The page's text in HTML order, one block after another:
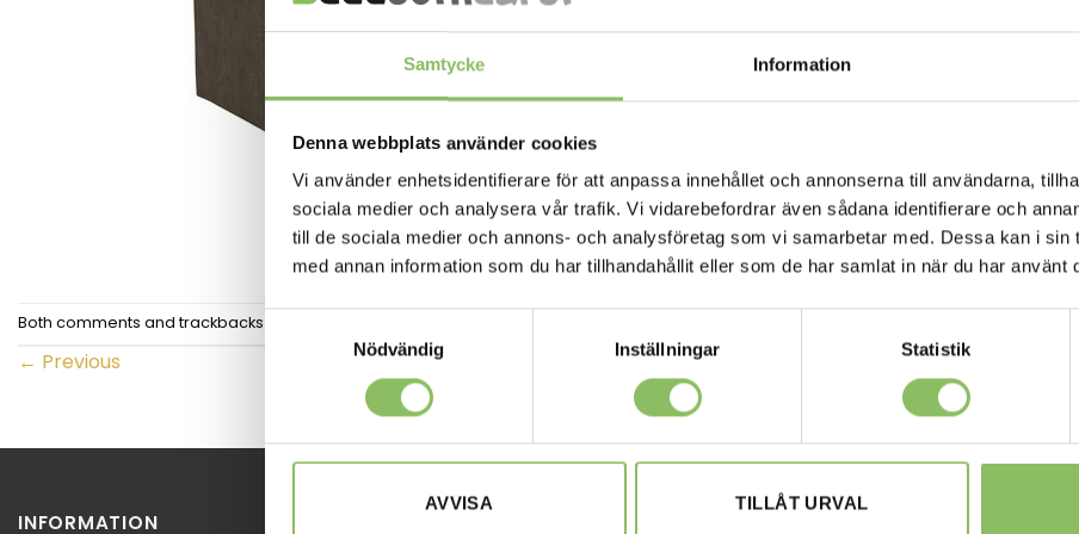
Samtycke Information
Denna webbplats använder cookies
Vi använder enhetsidentifierare för att anpassa innehållet och annonserna till användarna,
sociala medier och analysera vår trafik. Vi vidarebefordrar även sådana identifierare och
till de sociala medier och annons- och analysföretag som vi samarbetar med. Dessa kan i sin
med annan information som du har tillhandahållit eller som de har samlat in när du har använt
Nödvändig
Inställningar Statistik
AVVISA TILLÅT URVAL
Both comments and trackbacks are currently closed.
← Previous
INFORMATION